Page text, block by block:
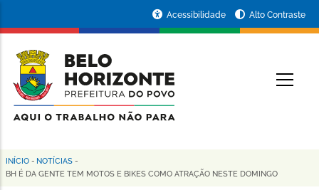
conteúdo
principal
da
Prefeitura
de
Horizonte
Acessibilidade Alto Contraste
Trilha
INÍCIO - NOTÍCIAS -
BH É DA GENTE TEM MOTOS E BIKES COMO ATRAÇÃO NESTE DOMINGO